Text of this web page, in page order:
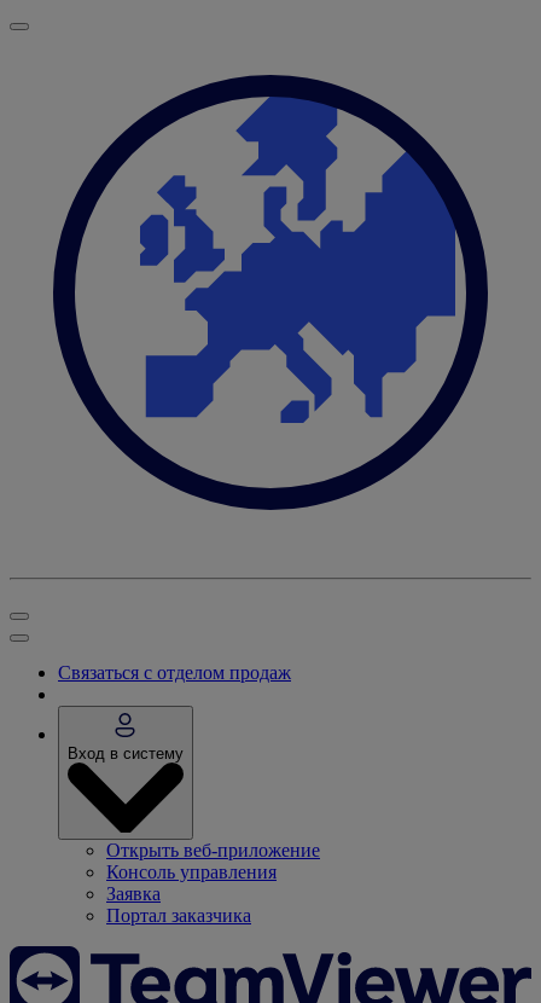
Связаться с отделом продаж
Вход в систему
Открыть веб-приложение
Консоль управления
Заявка
Портал заказчика